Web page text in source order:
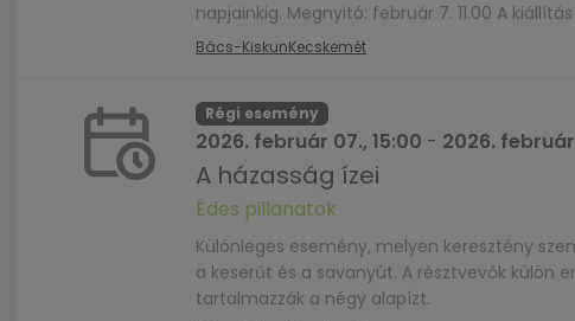
napjainkig. Megnyitó: február 7. 11.00 A
Bács-KiskunKecskemét
Régi esemény
2026. február 07., 15:00 - 2026.
A házasság ízei
Édes pillanatok
Különleges esemény, melyen keresztény
a keserűt és a savanyút. A résztvevők külön
tartalmazzák a négy alapízt.